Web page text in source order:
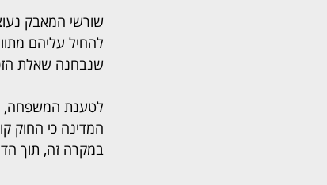
שנבחנה שאלת
לטענת המשפחה,
המדינה כי החוק
במקרה זה, תוך